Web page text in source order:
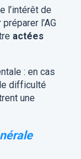
l’intérêt de
l’AG
actées
: en cas
difficulté
une